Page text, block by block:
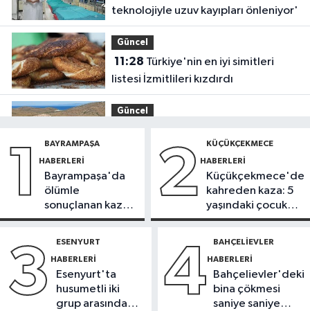
teknolojiyle uzuv kayıpları önleniyor'
Güncel
11:28
listesi İzmitlileri kızdırdı
Güncel
içinden yürüyerek geçiyorlar
Güncel
bugünden şekilleniyor’
yangınlara neden olabilir
1 BAYRAMPAŞA
HABERLERI
Bayrampaşa'da
ölümle
sonuçlanan kaza:
Sürücü
2 KÜÇÜKÇEKMECE
HABERLERI
Küçükçekmece'de
kahreden kaza: 5
yaşındaki çocuk
yoğun bakımda
3 ESENYURT
HABERLERI
Esenyurt'ta
husumetli iki
grup arasında
4 BAHÇELIEVLER
HABERLERI
Bahçelievler'deki
bina çökmesi
saniye saniye